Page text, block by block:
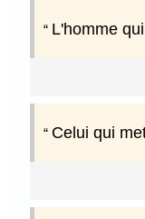
L'homme
Celui qui